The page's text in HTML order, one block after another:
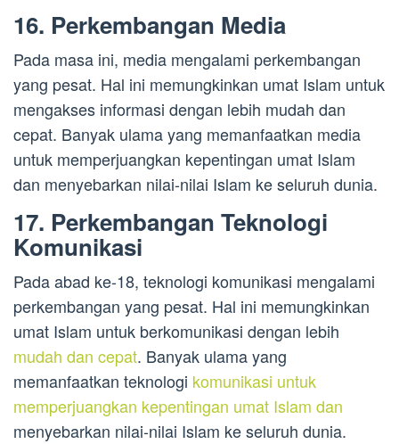
16. Perkembangan Media
Pada masa ini, media mengalami perkembangan
yang pesat. Hal ini memungkinkan umat Islam untuk
mengakses informasi dengan lebih mudah dan
cepat. Banyak ulama yang memanfaatkan media
untuk memperjuangkan kepentingan umat Islam
dan menyebarkan nilai-nilai Islam ke seluruh dunia.
17. Perkembangan Teknologi
Komunikasi
Pada abad ke-18, teknologi komunikasi mengalami
perkembangan yang pesat. Hal ini memungkinkan
umat Islam untuk berkomunikasi dengan lebih
mudah dan cepat. Banyak ulama yang
memanfaatkan teknologi komunikasi untuk
memperjuangkan kepentingan umat Islam dan
menyebarkan nilai-nilai Islam ke seluruh dunia.